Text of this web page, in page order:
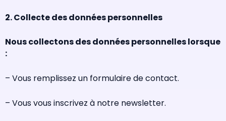
2. Collecte des données personnelles
Nous collectons des données personnelles lorsque
:
– Vous remplissez un formulaire de contact.
– Vous vous inscrivez à notre newsletter.